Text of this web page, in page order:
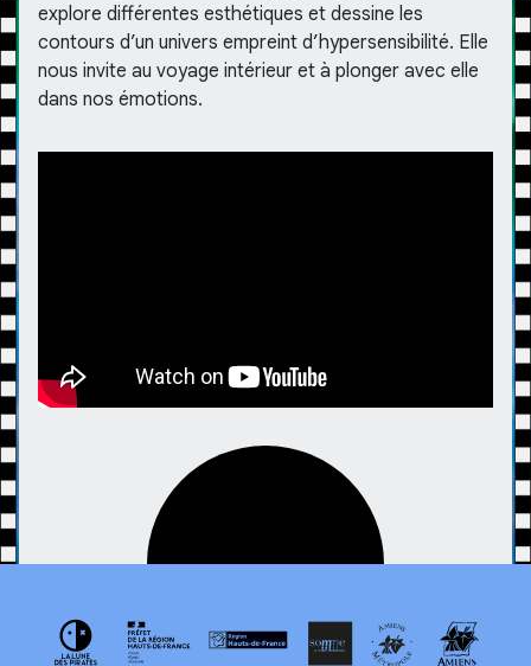
explore différentes esthétiques et dessine les
contours d’un univers empreint d’hypersensibilité. Elle
nous invite au voyage intérieur et à plonger avec elle
dans nos émotions.